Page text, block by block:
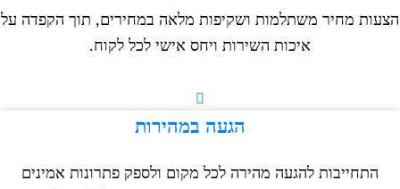
מחיר משתלמות ושקיפות מלאה במחירים, תוך הקפדה על
איכות השירות ויחס אישי לכל לקוח.
הגעה במהירות
התחייבות להגעה מהירה לכל מקום ולספק פתרונות אמינים